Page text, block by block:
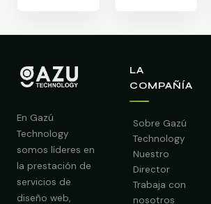
En Gazú
Technology
somos líderes en
la prestación de
servicios de
diseño web,
LA
COMPAÑÍA
Sobre Gazú
Technology
Nuestro
Director
Trabaja con
nosotros